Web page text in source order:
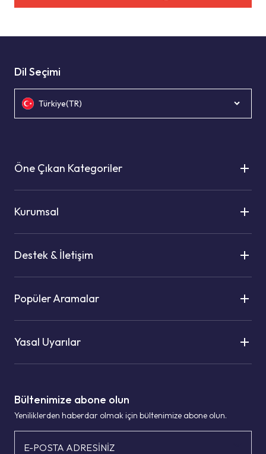
Bültenimize abone olun
Yeniliklerden haberdar olmak için bültenimize abone olun.
E-POSTA ADRESİNİZ
Dil Seçimi
Türkiye(TR)
Öne Çıkan Kategoriler
Kurumsal
Destek & İletişim
Popüler Aramalar
Yasal Uyarılar